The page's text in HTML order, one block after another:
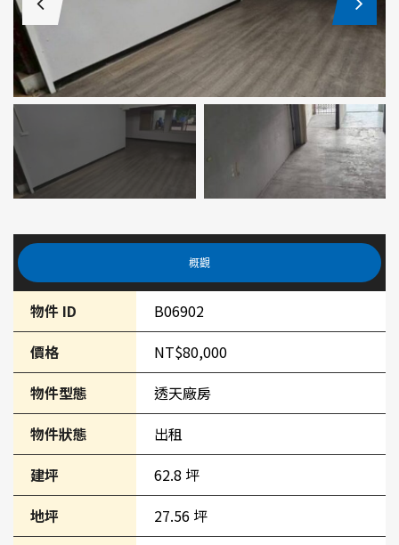
概觀
物件 ID
B06902
價格
NT$80,000
物件型態
透天廠房
物件狀態
出租
建坪
62.8 坪
地坪
27.56 坪